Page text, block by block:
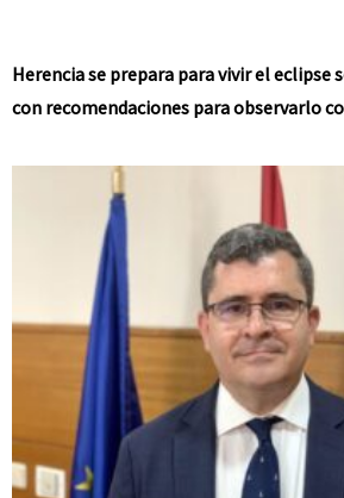
Herencia se prepara para vivir el eclipse
con recomendaciones para observarlo